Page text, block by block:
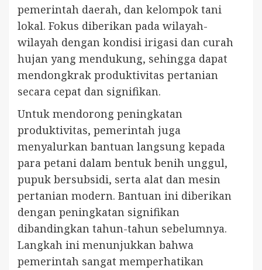
pemerintah daerah, dan kelompok tani
lokal. Fokus diberikan pada wilayah-
wilayah dengan kondisi irigasi dan curah
hujan yang mendukung, sehingga dapat
mendongkrak produktivitas pertanian
secara cepat dan signifikan.
Untuk mendorong peningkatan
produktivitas, pemerintah juga
menyalurkan bantuan langsung kepada
para petani dalam bentuk benih unggul,
pupuk bersubsidi, serta alat dan mesin
pertanian modern. Bantuan ini diberikan
dengan peningkatan signifikan
dibandingkan tahun-tahun sebelumnya.
Langkah ini menunjukkan bahwa
pemerintah sangat memperhatikan